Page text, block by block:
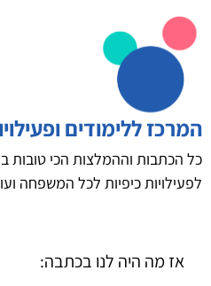
המרכז ללימודים
כל הכתבות וההמלצות הכי טובות
לפעילויות כיפיות לכל המשפחה
אז מה היה לנו בכתבה: